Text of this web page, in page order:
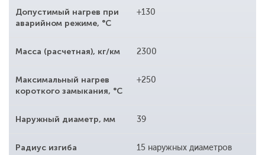
Допустимый нагрев при
аварийном режиме, °С
+130
Масса (расчетная), кг/км 2300
Максимальный нагрев
короткого замыкания, °С
+250
Наружный диаметр, мм 39
Радиус изгиба 15 наружных диаметров